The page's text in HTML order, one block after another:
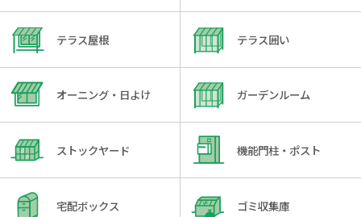
テラス屋根 テラス囲い
オーニング・日よけ ガーデンルーム
ストックヤード 機能門柱・ポスト
宅配ボックス ゴミ収集庫